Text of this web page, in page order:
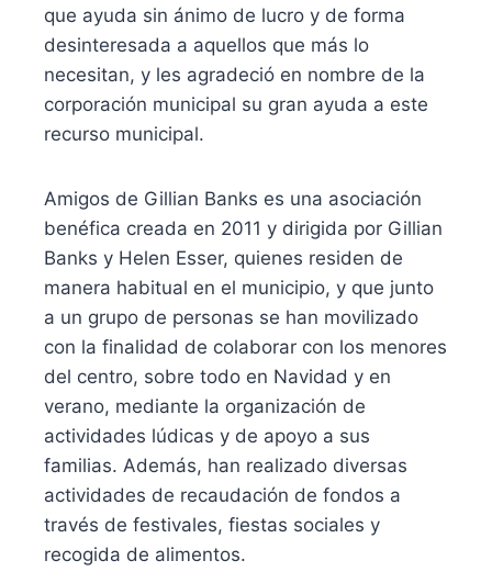
que ayuda sin ánimo de lucro y de forma
desinteresada a aquellos que más lo
necesitan, y les agradeció en nombre de la
corporación municipal su gran ayuda a este
recurso municipal.
Amigos de Gillian Banks es una asociación
benéfica creada en 2011 y dirigida por Gillian
Banks y Helen Esser, quienes residen de
manera habitual en el municipio, y que junto
a un grupo de personas se han movilizado
con la finalidad de colaborar con los menores
del centro, sobre todo en Navidad y en
verano, mediante la organización de
actividades lúdicas y de apoyo a sus
familias. Además, han realizado diversas
actividades de recaudación de fondos a
través de festivales, fiestas sociales y
recogida de alimentos.